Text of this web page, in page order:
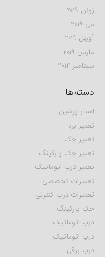
ژوئن 2019
می 2019
آوریل 2019
مارس 2019
سپتامبر 2014
دسته‌ها
استار پرشین
تعمیر برد
تعمیر جک
تعمیر جک پارکینگ
تعمیر درب اتوماتیک
تعمیرات تخصصی
تعمیرات درب کنترلی
جک پارکینگ
درب اتوماتیک
درب اتوماتیک
درب برقی